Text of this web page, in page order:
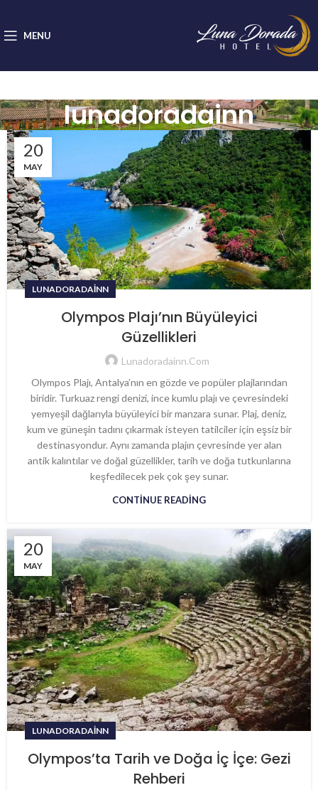
MENU
lunadoradainn
20
MAY
LUNADORADAINN
Olympos Plajı’nın Büyüleyici
Güzellikleri
Lunadoradainn.com
Olympos Plajı, Antalya’nın en gözde ve popüler plajlarından
biridir. Turkuaz rengi denizi, ince kumlu plajı ve çevresindeki
yemyeşil dağlarıyla büyüleyici bir manzara sunar. Plaj, deniz,
kum ve güneşin tadını çıkarmak isteyen tatilciler için eşsiz bir
destinasyondur. Aynı zamanda plajın çevresinde yer alan
antik kalıntılar ve doğal güzellikler, tarih ve doğa tutkunlarına
keşfedilecek pek çok şey sunar.
CONTINUE READING
20
MAY
LUNADORADAINN
Olympos’ta Tarih ve Doğa İç İçe: Gezi
Rehberi